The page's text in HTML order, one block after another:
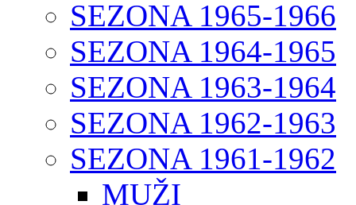
SEZONA 1965-1966
SEZONA 1964-1965
SEZONA 1963-1964
SEZONA 1962-1963
SEZONA 1961-1962
MUŽI